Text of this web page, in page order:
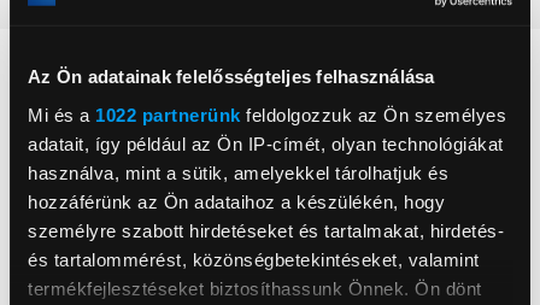
Az Ön adatainak felelősségteljes felhasználása
Mi és a 1022 partnerünk feldolgozzuk az Ön személyes
adatait, így például az Ön IP-címét, olyan technológiákat
használva, mint a sütik, amelyekkel tárolhatjuk és
hozzáférünk az Ön adataihoz a készülékén, hogy
személyre szabott hirdetéseket és tartalmakat, hirdetés-
és tartalommérést, közönségbetekintéseket, valamint
termékfejlesztéseket biztosíthassunk Önnek. Ön dönt
Neked ajánljuk